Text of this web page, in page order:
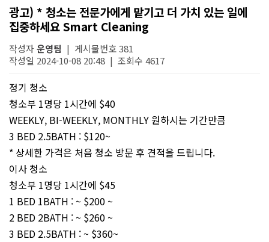
광고) * 청소는 전문가에게 맡기고 더 가치 있는 일에
집중하세요 Smart Cleaning
작성자운영팀 | 게시물번호 381
작성일 2024-10-08 20:48 | 조회수 4617
정기 청소
청소부 1명당 1시간에 $40
WEEKLY, BI-WEEKLY, MONTHLY 원하시는 기간만큼
3 BED 2.5BATH : $120~
* 상세한 가격은 처음 청소 방문 후 견적을 드립니다.
이사 청소
청소부 1명당 1시간에 $45
1 BED 1BATH : ~ $200 ~
2 BED 2BATH : ~ $260 ~
3 BED 2.5BATH : ~ $360~